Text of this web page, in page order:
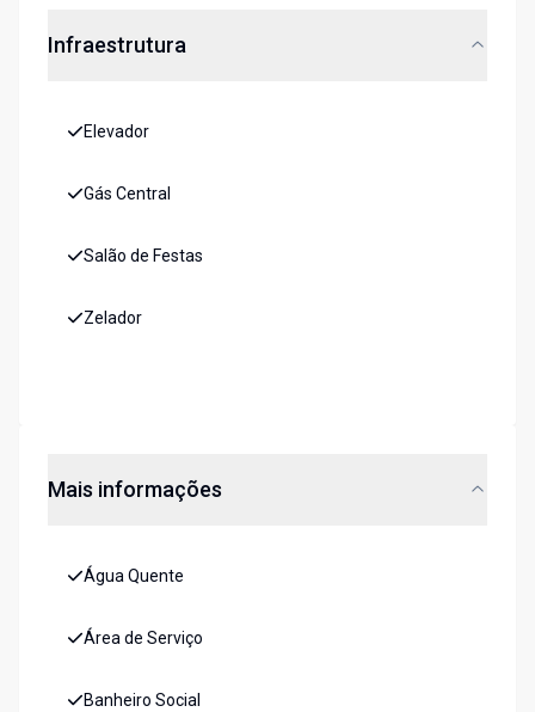
Infraestrutura
Elevador
Gás Central
Salão de Festas
Zelador
Mais informações
Água Quente
Área de Serviço
Banheiro Social